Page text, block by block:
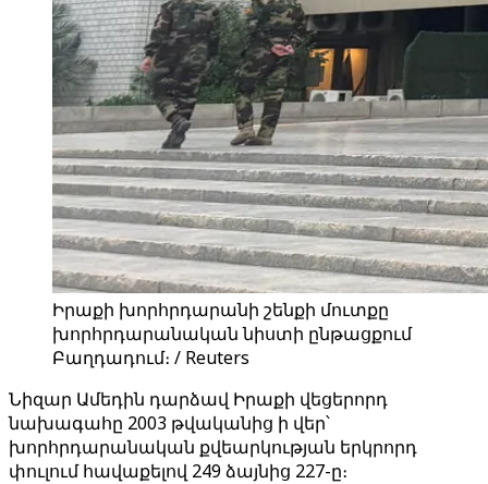
Իրաքի խորհրդարանի շենքի մուտքը
խորհրդարանական նիստի ընթացքում
Բաղդադում։ / Reuters
Նիզար Ամեդին դարձավ Իրաքի վեցերորդ
նախագահը 2003 թվականից ի վեր՝
խորհրդարանական քվեարկության երկրորդ
փուլում հավաքելով 249 ձայնից 227-ը։